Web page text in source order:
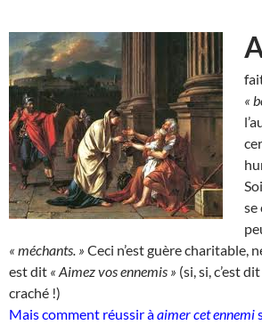
«
se
« méchants. » Ceci n’est guère charitable,
est dit « Aimez vos ennemis » (si, si, c’est
craché !)
Mais comment réussir àaimer cet ennemi